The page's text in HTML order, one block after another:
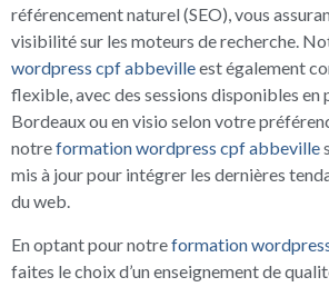
référencement naturel (SEO), vous
visibilité sur les moteurs de recherche.
wordpress cpf abbevilleest également
flexible, avec des sessions disponibles en
Bordeaux ou en visio selon votre
notreformation wordpress cpf abbeville
mis à jour pour intégrer les dernières
du web.
En optant pour notreformation
faites le choix d’un enseignement de